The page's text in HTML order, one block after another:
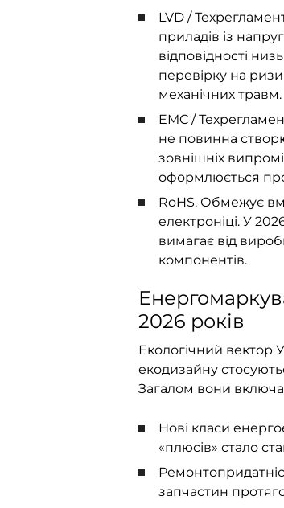
LVD /
приладів із
відповідності
перевірку на
механічних травм.
EMC /
не повинна
зовнішніх
оформлюється
RoHS. Обмежує
електроніці. У
вимагає від
компонентів.
2026 років
Екологічний вектор
екодизайну
Загалом вони
Нові класи
«плюсів» стало
запчастин